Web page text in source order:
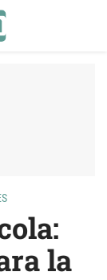
la